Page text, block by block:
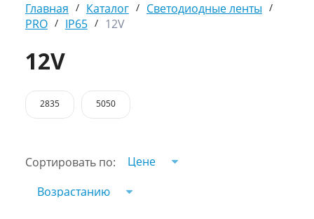
Главная / Каталог / Светодиодные ленты /
PRO / IP65 / 12V
12V
2835 5050
Сортировать по:
Цене
Возрастанию